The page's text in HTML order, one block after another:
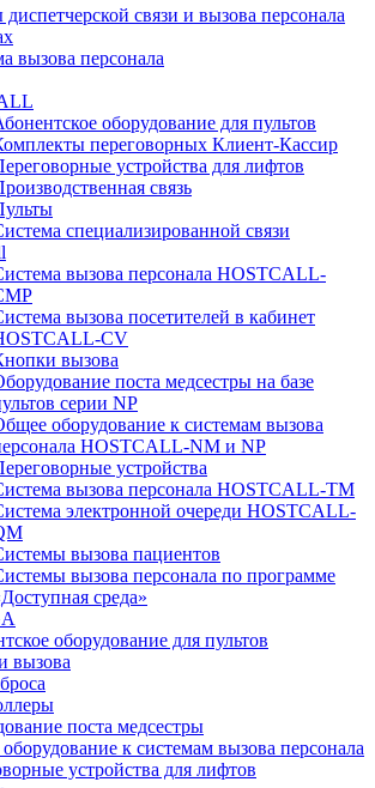
связи и вызова персонала
вызова персонала
оборудование для пультов
переговорных Клиент-Кассир
устройства для лифтов
связь
специализированной связи
вызова персонала HOSTCALL-
вызова посетителей в кабинет
CV
вызова
поста медсестры на базе
серии NP
оборудование к системам вызова
HOSTCALL-NM и NP
устройства
вызова персонала HOSTCALL-TM
электронной очереди HOSTCALL-
вызова пациентов
вызова персонала по программе
среда»
оборудование для пультов
вызова
поста медсестры
к системам вызова персонала
устройства для лифтов